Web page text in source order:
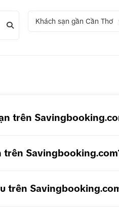
Khách sạn gần Cần Thơ
trên
trên
trên